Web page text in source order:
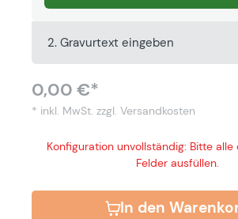
2. Gravurtext eingeben
0,00 €*
* inkl. MwSt. zzgl. Versandkosten
Konfiguration unvollständig: Bitte
Felder ausfüllen.
In den